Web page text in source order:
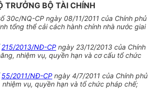
TRƯỞNG BỘ TÀI CHÍNH
30c/NQ-CP ngày 08/11/2011 của Chính phủ
tổng thể cải cách hành chính nhà nước giai
215/2013/NĐ-CP ngày 23/12/2013 của Chính
nhiệm vụ, quyền hạn và cơ cấu tổ chức
55/2011/NĐ-CP ngày 4/7/2011 của Chính phủ
vụ, quyền hạn và tổ chức pháp chế;